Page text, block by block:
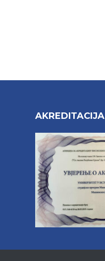
AKREDITACIJA